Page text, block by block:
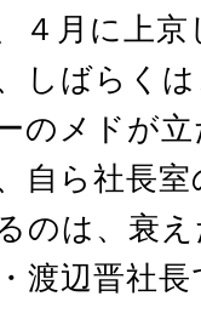
４月に上
しばらく
のメドが
自ら社長
のは、衰
渡辺晋社